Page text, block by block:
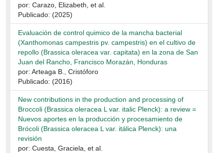
por: Carazo, Elizabeth, et al.
Publicado: (2025)
Evaluación de control quimico de la mancha bacterial
(Xanthomonas campestris pv. campestris) en el cultivo de
repollo (Brassica oleracea var. capitata) en la zona de San
Juan del Rancho, Francisco Morazán, Honduras
por: Arteaga B., Cristóforo
Publicado: (2016)
New contributions in the production and processing of
Broccoli (Brassica oleracea L var. italic Plenck): a review =
Nuevos aportes en la producción y procesamiento de
Brócoli (Brassica oleracea L var. itálica Plenck): una
revisión
por: Cuesta, Graciela, et al.